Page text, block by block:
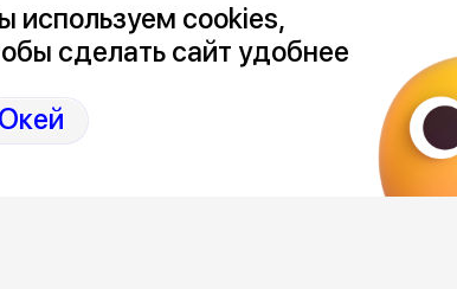
в Воронеже прошел турнир по
городов сошлись в командных
используем cookies,
сделать сайт удобнее
Окей